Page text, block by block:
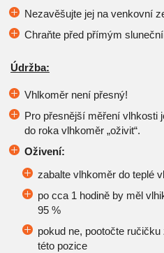
Nezavěšujte jej na venkovní
Chraňte před přímým
Údržba:
Vhlkoměr není přesný!
Pro přesnější měření vlhkosti
do roka vlhkoměr „oživit“.
Oživení:
zabalte vlhkoměr do teplé
po cca 1 hodině by měl
95 %
pokud ne, pootočte
této pozice